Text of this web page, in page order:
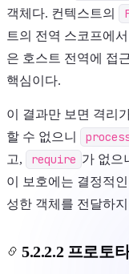
객체다. 컨텍스트의
트의 전역 스코프에
은 호스트 전역에 접
핵심이다.
이 결과만 보면 격리
할 수 없으니
고,
require 가 없으
이 보호에는 결정적
성한 객체를 전달하
5.2.2.2 프로토